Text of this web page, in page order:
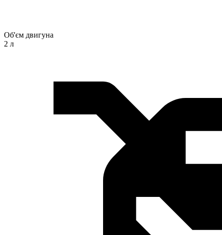
Об'єм двигуна
2 л